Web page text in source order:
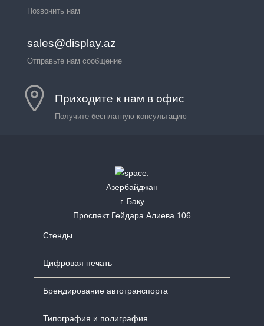
Позвонить нам
sales@display.az
Отправьте нам сообщение
Приходите к нам в офис
Получите бесплатную консультацию
Азербайджан
г. Баку
Проспект Гейдара Алиева 106
Стенды
Цифровая печать
Брендирование автотранспорта
Типография и полиграфия